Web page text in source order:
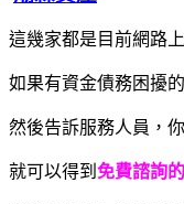
這幾家都是目前網路
如果有資金債務困擾
然後告訴服務人員，
就可以得到 免費諮詢